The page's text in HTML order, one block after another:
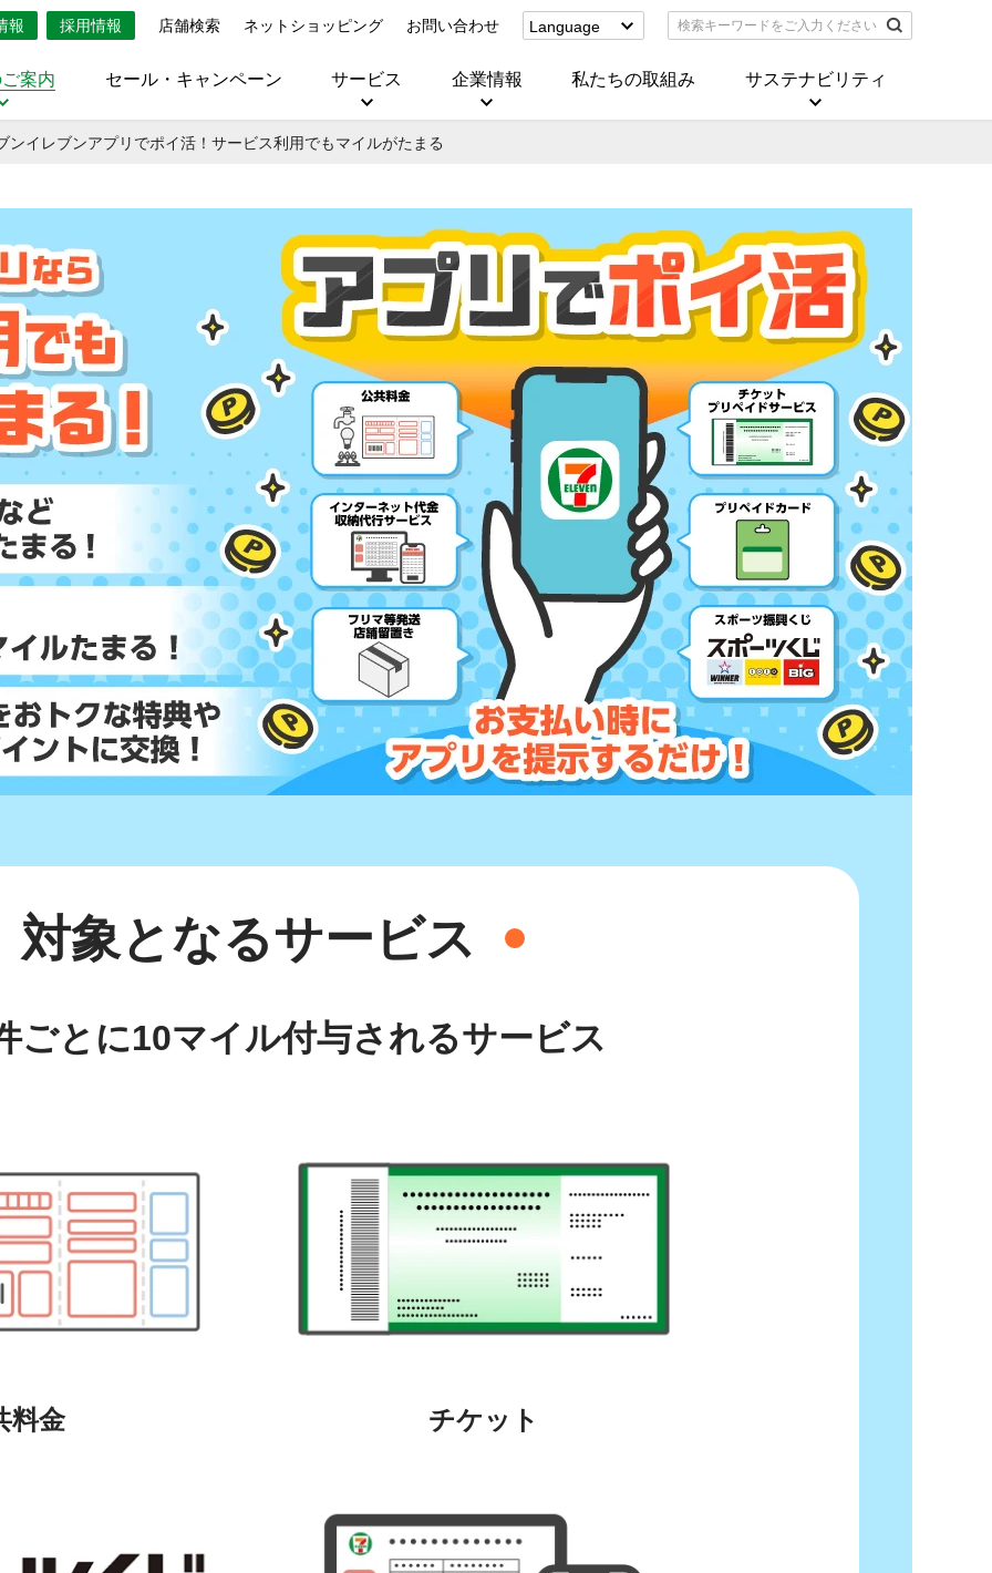
報 採用情報 店舗検索 ネットショッピング お問い合わせ
Language
(Corporate)
ภาษาไทย
(บริการ)
案内 セール・キャンペーン サービス 企業情報 私たちの取組み サステナビリティ
ンイレブンアプリでポイ活！サービス利用でもマイルがたまる
対象となるサービス
ごとに10マイル付与されるサービス
料金 チケット